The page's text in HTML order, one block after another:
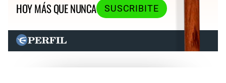
HOY MÁS QUE NUNCA
SUSCRIBITE